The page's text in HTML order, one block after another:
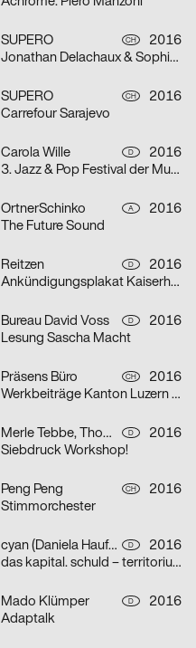
SUPERO CH
2016
Jonathan Delachaux & Sophie Guyot
SUPERO CH
2016
Carrefour Sarajevo
Carola Wille D
2016
3. Jazz & Pop Festival der Musikhochschule Stuttgart
OrtnerSchinko A
2016
The Future Sound
Reitzen D
2016
Ankündigungsplakat Kaiserhalle
Bureau David Voss D
2016
Lesung Sascha Macht
Präsens Büro CH
2016
Werkbeiträge Kanton Luzern 2016
Merle Tebbe, Thomas Kühnen D
2016
Siebdruck Workshop!
Peng Peng CH
2016
Stimmorchester
cyan (Daniela Haufe + Detlef Fiedler) D
2016
das kapital. schuld – territorium – utopie
Mado Klümper D
2016
Adaptalk